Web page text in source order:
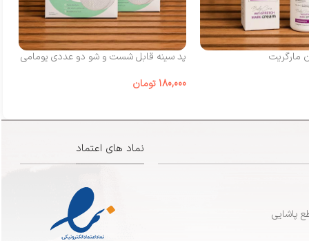
مارگریت
پد سینه قابل شست‌ و شو دو عددی یومامی
180,000 تومان
نماد های اعتماد